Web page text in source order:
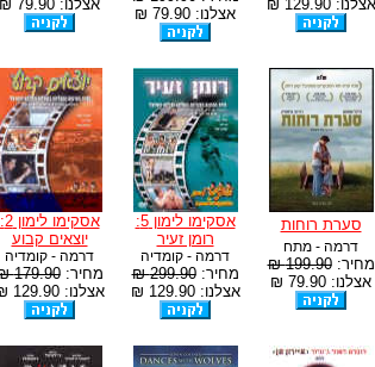
אצלנו: 129.90 ₪
אצלנו: 79.90 ₪
אצלנו: 79.90 ₪
סערת רוחות
דרמה - מתח
מחיר:199.90 ₪
אצלנו: 79.90 ₪
אסקימו לימון 5:
רומן זעיר
דרמה - קומדיה
מחיר:299.90 ₪
אצלנו: 129.90 ₪
אסקימו לימון 2:
יוצאים קבוע
דרמה - קומדיה
מחיר:179.90 ₪
אצלנו: 129.90 ₪